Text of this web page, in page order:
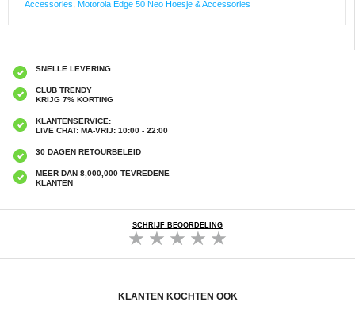
Accessories
Motorola Edge 50 Neo Hoesje & Accessories
SNELLE LEVERING
CLUB TRENDY
KRIJG 7% KORTING
KLANTENSERVICE:
LIVE CHAT: MA-VRIJ: 10:00 - 22:00
30 DAGEN RETOURBELEID
MEER DAN 8,000,000 TEVREDENE
KLANTEN
SCHRIJF BEOORDELING
KLANTEN KOCHTEN OOK